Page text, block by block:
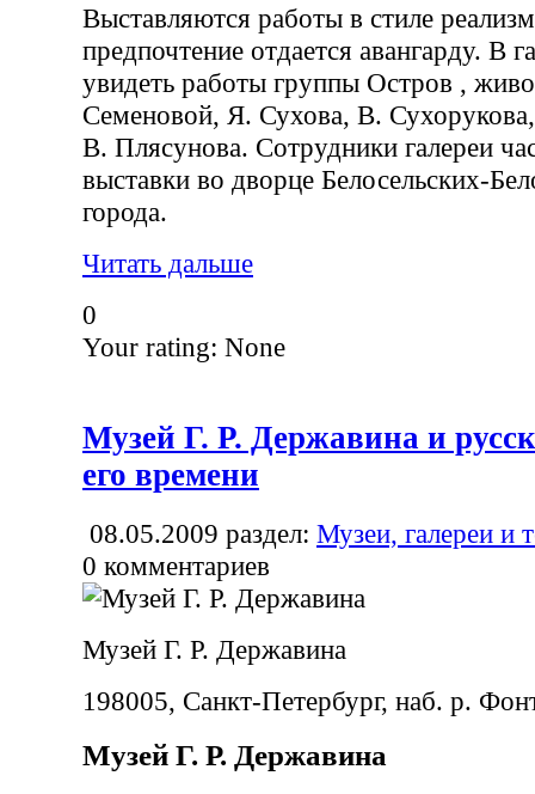
Выставляются работы в стиле
предпочтение отдается авангарду. В
увидеть работы группы Остров ,
Семеновой, Я. Сухова, В.
В. Плясунова. Сотрудники галереи
выставки во дворце Белосельских-
города.
Читать дальше
0
Your rating: None
Музей Г. Р. Державина и
его времени
08.05.2009 раздел: Музеи, галереи и
0 комментариев
Музей Г. Р. Державина
198005, Санкт-Петербург, наб. р.
Музей Г. Р. Державина